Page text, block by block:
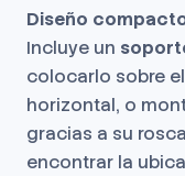
Diseño
Incluye un
colocarlo sobre
horizontal, o
gracias a su
encontrar la